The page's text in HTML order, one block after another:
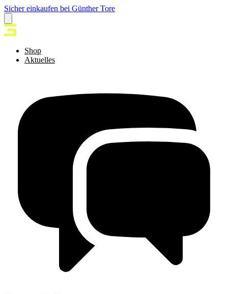
Sicher einkaufen bei Günther Tore
Shop
Aktuelles